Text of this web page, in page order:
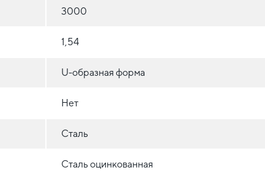
3000
1,54
U-образная форма
Нет
Сталь
Сталь оцинкованная